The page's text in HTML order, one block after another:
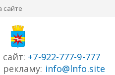
сайте
+7-922-777-9-777
рекламу: info@lnfo.site